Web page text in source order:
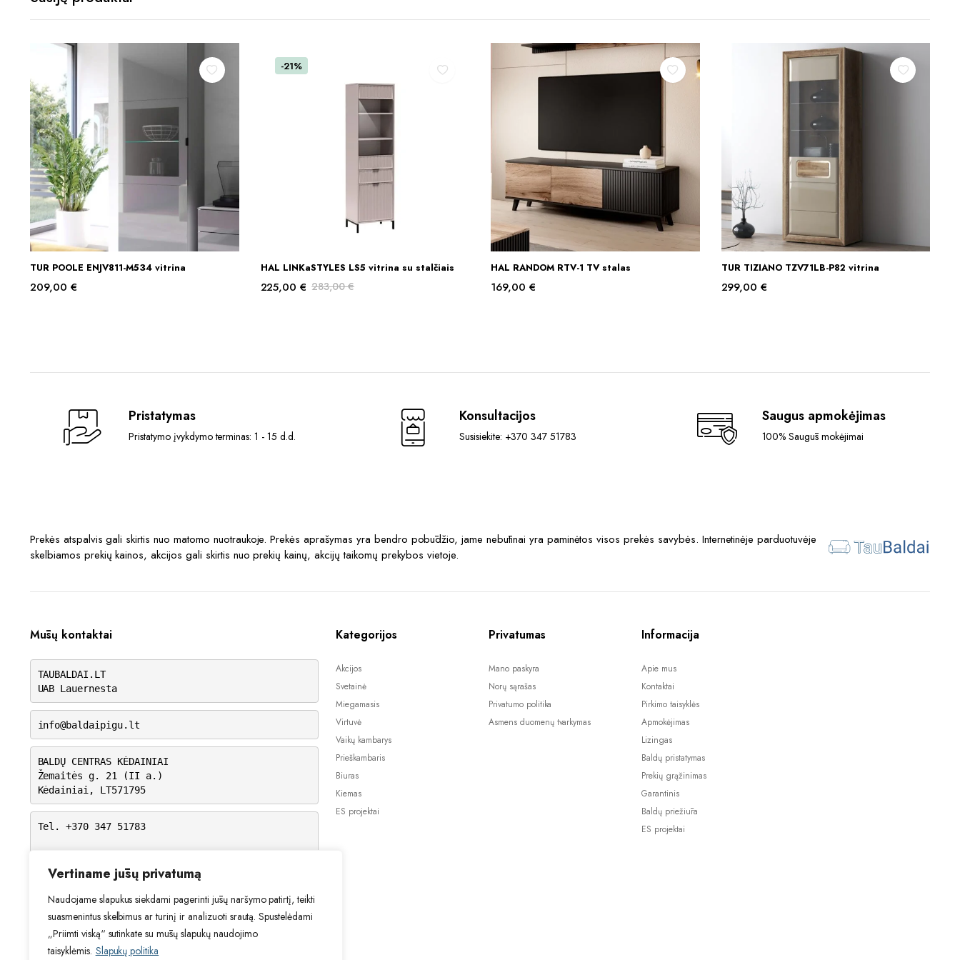
Vertiname jūsų privatumą
Naudojame slapukus siekdami pagerinti jūsų naršymo patirtį, teikti
suasmenintus skelbimus ar turinį ir analizuoti srautą. Spustelėdami
„Priimti viską“ sutinkate su mūsų slapukų naudojimo
taisyklėmis. Slapukų politika
Į KREPŠELĮ
TUR POOLE ENJV811-M534 vitrina
209,00 €
-21%
Į KREPŠELĮ
HAL LINKaSTYLES LS5 vitrina su stalčiais
283,00€
225,00€
Į KREPŠELĮ
HAL RANDOM RTV-1 TV stalas
169,00 €
Į KREPŠELĮ
TUR TIZIANO TZV71LB-P82 vitrina
299,00€
Pristatymas
Pristatymo įvykdymo terminas: 1 - 15 d.d.
Konsultacijos
Susisiekite: +370 347 51783
Saugus apmokėjimas
100% Saugūs mokėjimai
Prekės atspalvis gali skirtis nuo matomo nuotraukoje. Prekės aprašymas yra bendro pobūdžio, jame nebūtinai yra paminėtos visos prekės savybės. Internetinėje parduotuvėje
skelbiamos prekių kainos, akcijos gali skirtis nuo prekių kainų, akcijų taikomų prekybos vietoje.
Mūsų kontaktai
TAUBALDAI.LT
UAB Lauernesta
info@baldaipigu.lt
BALDŲ CENTRAS KĖDAINIAI
Žemaitės g. 21 (II a.)
Kėdainiai, LT571795
Tel. +370 347 51783
VI: 9.00 – 15.00
VII: Nedirbame
Kategorijos
Akcijos
Svetainė
Miegamasis
Virtuvė
Vaikų kambarys
Prieškambaris
Biuras
Kiemas
ES projektai
Privatumas
Mano paskyra
Norų sąrašas
Privatumo politika
Asmens duomenų tvarkymas
Informacija
Apie mus
Kontaktai
Pirkimo taisyklės
Apmokėjimas
Lizingas
Baldų pristatymas
Prekių grąžinimas
Garantinis
Baldų priežiūra
ES projektai